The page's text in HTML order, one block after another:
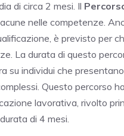
di circa 2 mesi. Il
nelle competenze.
è previsto per
La durata di questo
su individui che
Questo percorso
lavorativa, rivolto
di 4 mesi.